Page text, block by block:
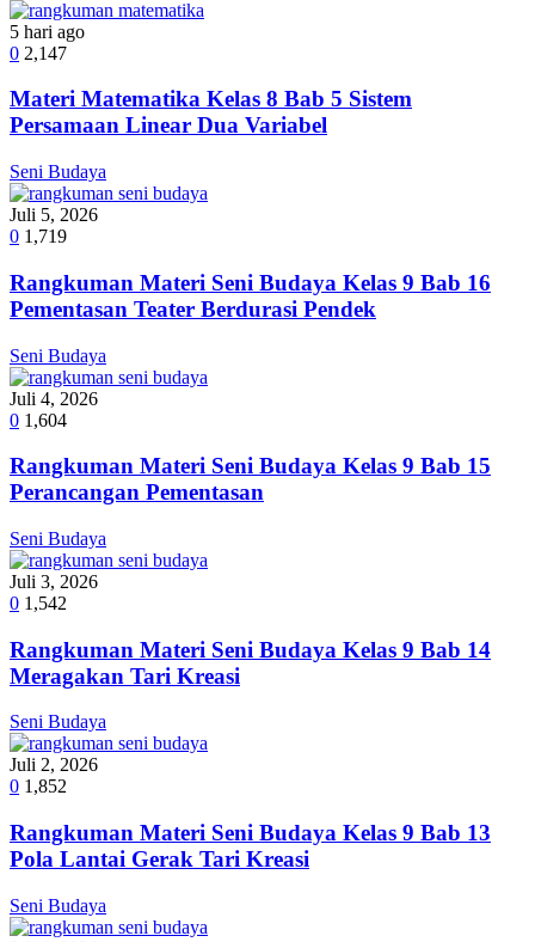
5 hari ago
0 2,147
Materi Matematika Kelas 8 Bab 5 Sistem
Persamaan Linear Dua Variabel
Seni Budaya
Juli 5, 2026
0 1,719
Rangkuman Materi Seni Budaya Kelas 9 Bab 16
Pementasan Teater Berdurasi Pendek
Seni Budaya
Juli 4, 2026
0 1,604
Rangkuman Materi Seni Budaya Kelas 9 Bab 15
Perancangan Pementasan
Seni Budaya
Juli 3, 2026
0 1,542
Rangkuman Materi Seni Budaya Kelas 9 Bab 14
Meragakan Tari Kreasi
Seni Budaya
Juli 2, 2026
0 1,852
Rangkuman Materi Seni Budaya Kelas 9 Bab 13
Pola Lantai Gerak Tari Kreasi
Seni Budaya